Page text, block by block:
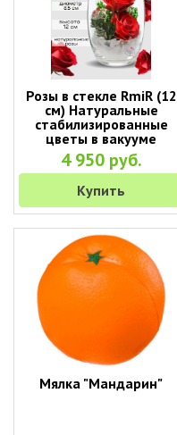
Розы в стекле RmiR (12
см) Натуральные
стабилизированные
цветы в вакууме
4 950 руб.
Купить
Мялка "Мандарин"